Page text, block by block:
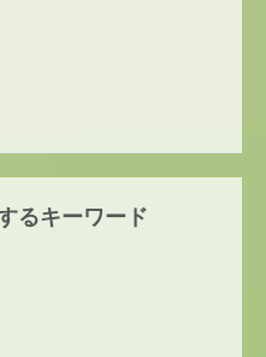
るキーワード